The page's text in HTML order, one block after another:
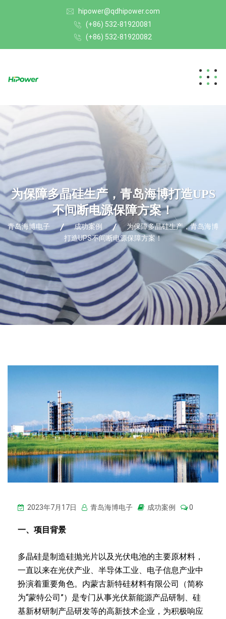
hipower@qdhipower.com
(+86) 532-81920081
(+86) 532-81920082
为保障多晶硅生产，青岛海博打造UPS
不间断电源保障方案！
青岛海博电子 成功案例
为保障多晶硅生产，青岛海博
打造UPS不间断电源保障方案！
2023年7月17日 青岛海博电子 成功案例 0
一、项目背景
多晶硅是制造硅抛光片以及光伏电池的主要原材料，
一直以来在光伏产业、半导体工业、电子信息产业中
扮演着重要角色。内蒙古新特硅材料有限公司（简称
为“蒙特公司”）是专门从事光伏新能源产品研制、硅
基新材研制产品研发等的高新技术企业，为积极响应